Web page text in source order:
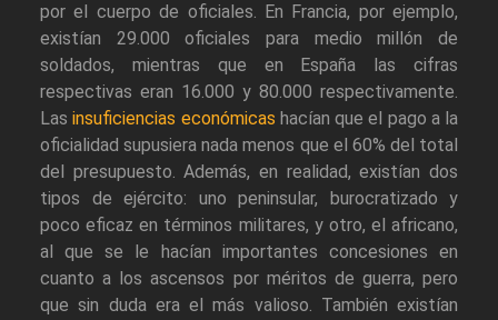
por el cuerpo de oficiales. En Francia, por ejemplo,
existían 29.000 oficiales para medio millón de
soldados, mientras que en España las cifras
respectivas eran 16.000 y 80.000 respectivamente.
Lasinsuficiencias económicas hacían que el pago a la
oficialidad supusiera nada menos que el 60% del total
del presupuesto. Además, en realidad, existían dos
tipos de ejército: uno peninsular, burocratizado y
poco eficaz en términos militares, y otro, el africano,
al que se le hacían importantes concesiones en
cuanto a los ascensos por méritos de guerra, pero
que sin duda era el más valioso. También existían